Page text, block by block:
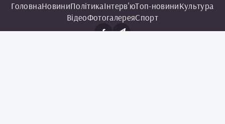
ГоловнаНовиниПолітикаІнтерв'юТоп-новиниКультура
ВідеоФотогалереяСпорт